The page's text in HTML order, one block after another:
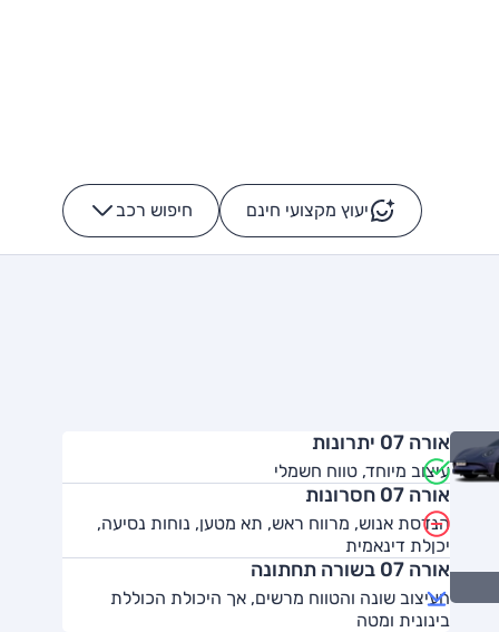
יעוץ מקצועי חינם חיפוש רכב -
אורה 07 יתרונות
עיצוב מיוחד, טווח חשמלי
אורה 07 חסרונות
הנדסת אנוש, מרווח ראש, תא מטען, נוחות נסיעה,
יכןלת דינאמית
אורה 07 בשורה תחתונה
העיצוב שונה והטווח מרשים, אך היכולת הכוללת
בינונית ומטה